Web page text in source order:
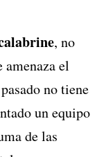
, no
el
no tiene
un equipo
de las